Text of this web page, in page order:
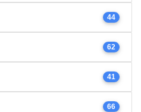
44
62
41
66